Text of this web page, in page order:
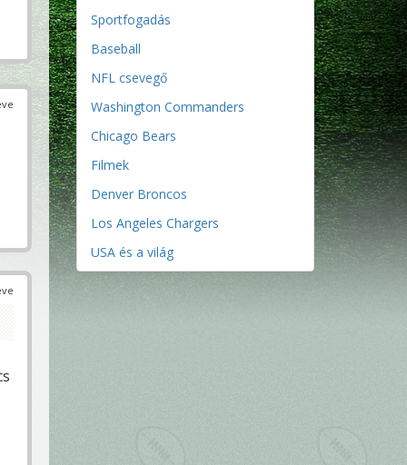
Sportfogadás
Baseball
NFL csevegő
Washington Commanders
Chicago Bears
Filmek
Denver Broncos
Los Angeles Chargers
USA és a világ